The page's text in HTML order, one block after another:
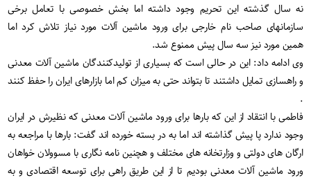
نه سال گذشته این تحریم وجود داشته اما بخش خصوصی با تعامل برخی
سازمانهای صاحب نام خارجی برای ورود ماشین آلات مورد نیاز تلاش کرد اما
همین مورد نیز سه سال پیش ممنوع شد.
وی ادامه داد: این در حالی است که بسیاری از تولیدکنندگان ماشین آلات معدنی
و راهسازی تمایل داشتند تا بتواند حتی به میزان کم اما بازارهای ایران را حفظ کنند
.
فاطمی با انتقاد از این که بارها برای ورود ماشین آلات معدنی که نظیرش در ایران
وجود ندارد پا پیش گذاشته اند اما به در بسته خورده اند گفت: بارها با مراجعه به
ارگان های دولتی و وزارتخانه های مختلف و هچنین نامه نگاری با مسوولان خواهان
ورود ماشین آلات معدنی بودیم تا از این طریق راهی برای توسعه اقتصادی و به